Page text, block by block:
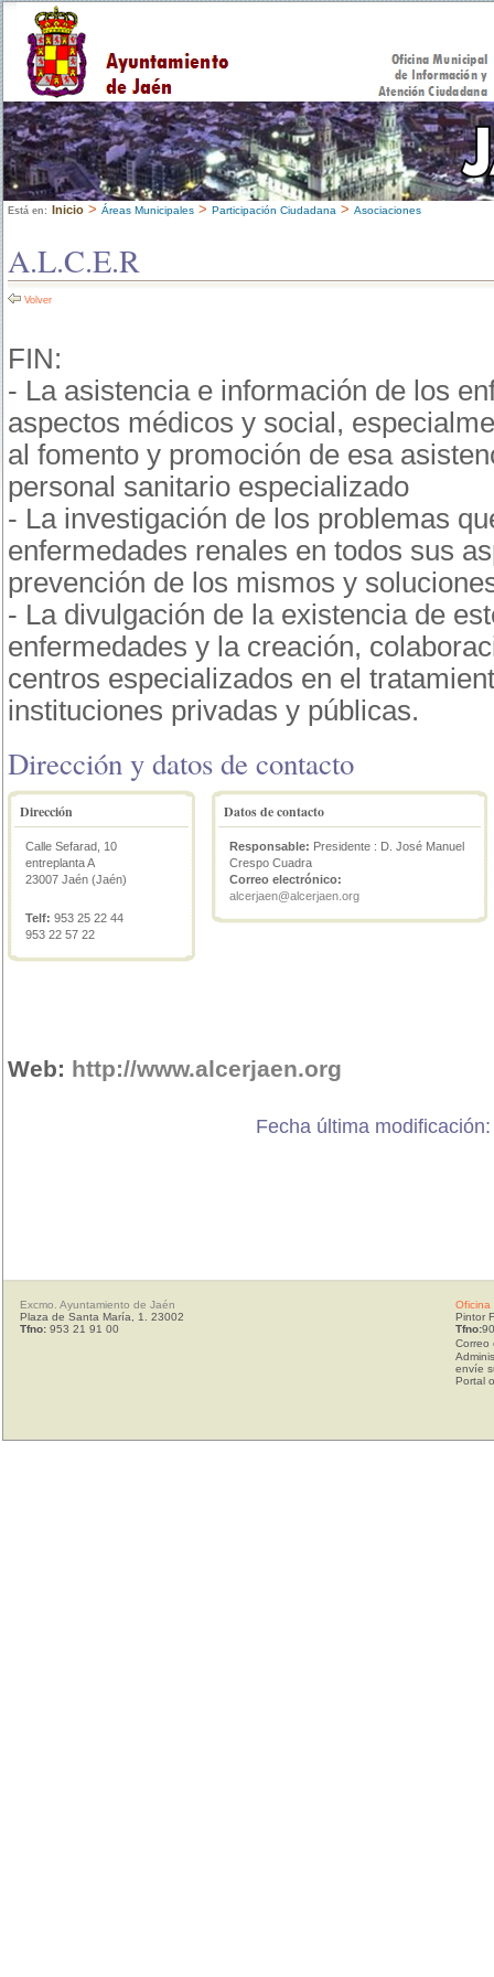
Está en: Inicio > Áreas Municipales > Participación Ciudadana > Asociaciones
A.L.C.E.R
Volver
FIN:
- La asistencia e información de los
aspectos médicos y social,
al fomento y promoción de esa
personal sanitario especializado
- La investigación de los problemas
enfermedades renales en todos sus
prevención de los mismos y
- La divulgación de la existencia de
enfermedades y la creación,
centros especializados en el
instituciones privadas y públicas.
Dirección y datos de contacto
Dirección
Calle Sefarad, 10
entreplanta A
23007 Jaén (Jaén)
Telf: 953 25 22 44
953 22 57 22
Datos de contacto
Responsable: Presidente : D. José Manuel
Crespo Cuadra
Correo electrónico:
alcerjaen@alcerjaen.org
Web: http://www.alcerjaen.org
Fecha última
Excmo. Ayuntamiento de Jaén
Plaza de Santa María, 1. 23002
Tfno: 953 21 91 00
Oficina
Pintor
Tfno:
Correo
envíe
Portal